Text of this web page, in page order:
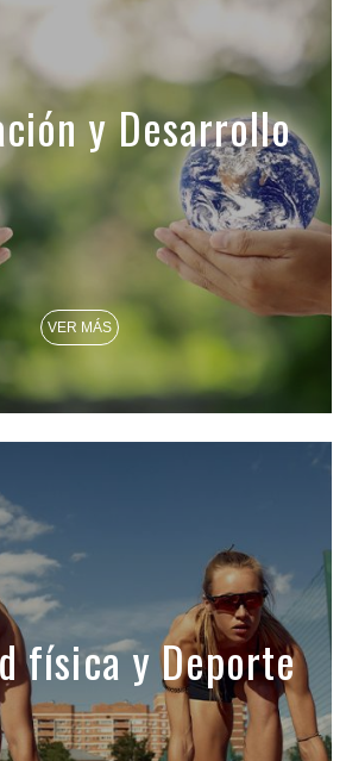
y Desarrollo
VER MÁS
física y Deporte